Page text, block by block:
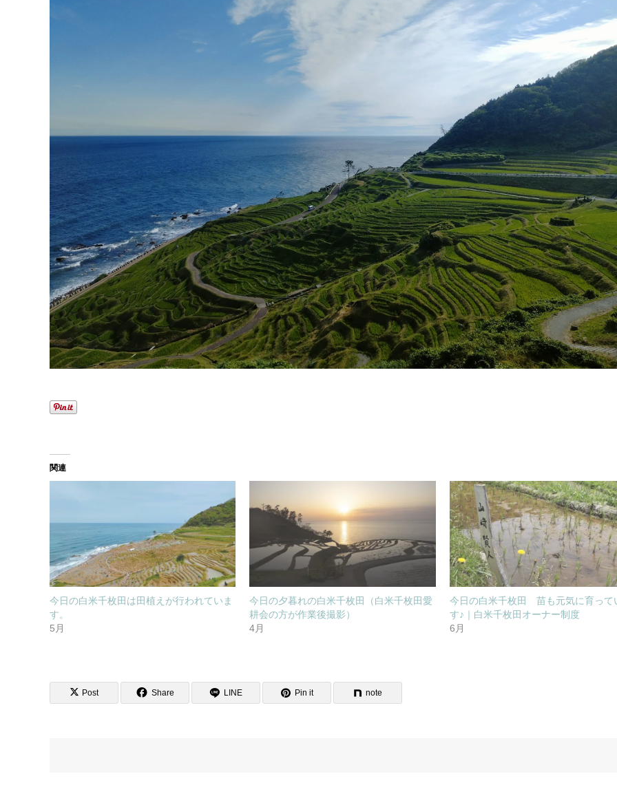
関連
今日の白米千枚田は田植えが行われていま
す。
5月
今日の夕暮れの白米千枚田（白米千枚田愛
耕会の方が作業後撮影）
4月
今日の白米千枚田 苗も元気に育って
す♪｜白米千枚田オーナー制度
6月
Post Share LINE Pin it note